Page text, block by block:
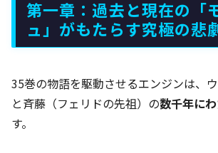
第一章：過去と現在の「
ュ」がもたらす究極の悲
35巻の物語を駆動させるエンジンは、
と斉藤（フェリドの先祖）の数千年に
す。